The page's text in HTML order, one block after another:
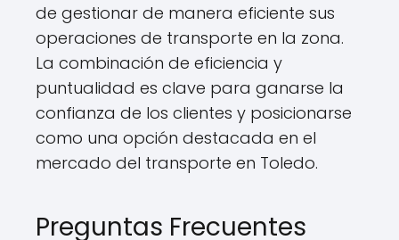
de gestionar de manera eficiente sus
operaciones de transporte en la zona.
La combinación de eficiencia y
puntualidad es clave para ganarse la
confianza de los clientes y posicionarse
como una opción destacada en el
mercado del transporte en Toledo.
Preguntas Frecuentes